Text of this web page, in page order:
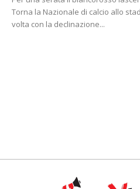
Torna la Nazionale di calcio allo
volta con la declinazione...